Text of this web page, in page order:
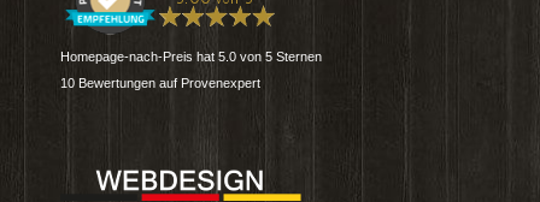
Homepage-nach-Preis hat 5.0 von 5 Sternen
10 Bewertungen auf Provenexpert